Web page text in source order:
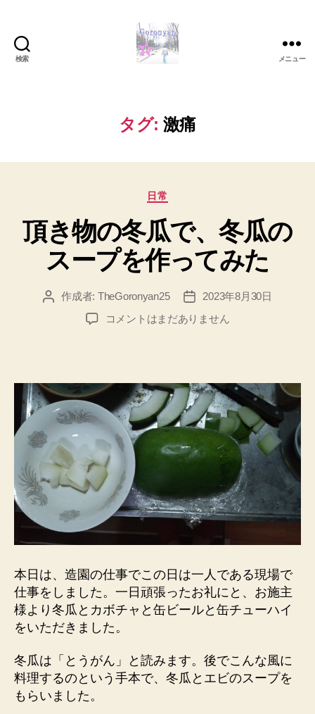
検索
マ
イ
ド
音
と
日
常
の
と
メニュー
タグ: 激痛
カ
ゴ
リ
ー
日常
頂き物の冬瓜で、冬瓜の
スープを作ってみた
投 作成者: TheGoronyan25
投
稿
日
2023年8月30日
頂
冬
で、
瓜
の
ス
ー
プ
を
作
て
み
た
へ
の
コメントはまだありません
本日は、造園の仕事でこの日は一人である現場で
仕事をしました。一日頑張ったお礼にと、お施主
様より冬瓜とカボチャと缶ビールと缶チューハイ
をいただきました。
冬瓜は「とうがん」と読みます。後でこんな風に
料理するのという手本で、冬瓜とエビのスープを
もらいました。